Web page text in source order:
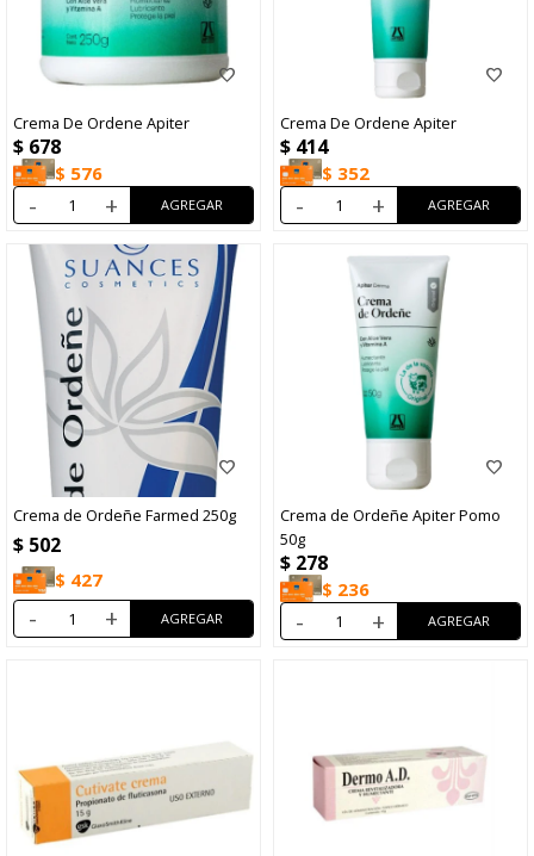
Crema De Ordene Apiter
$ 678
$ 576
- +
Crema De Ordene Apiter
$ 414
$ 352
- +
Crema de Ordeñe Farmed 250g
$ 502
$ 427
- +
Crema de Ordeñe Apiter Pomo
50g
$ 278
$ 236
- +